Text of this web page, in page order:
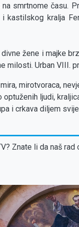
smrtnome času.
kralja
žene i majke
milosti. Urban VIII.
mirotvoraca,
ljudi,
i crkava diljem
Znate li da naš